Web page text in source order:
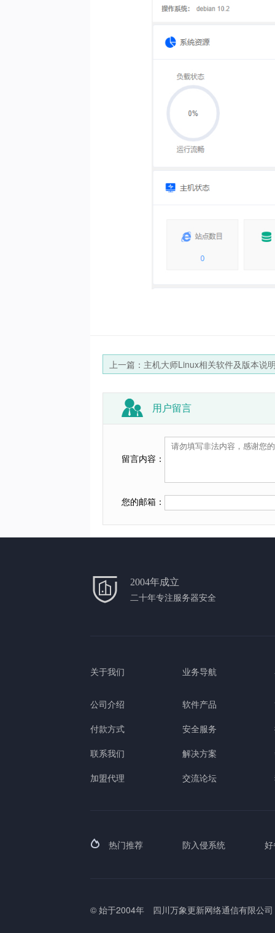
上一篇：主机大师Linux相关软件及版本说
用户留言
留言内容：
您的邮箱：
2004年成立
二十年专注服务器安全
关于我们
公司介绍
付款方式
联系我们
加盟代理
业务导航
软件产品
安全服务
解决方案
交流论坛
热门推荐 防入侵系统
© 始于2004年 四川万象更新网络通信有限公司